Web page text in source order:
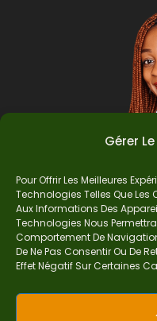
Gérer
Pour Offrir Les Meilleures
Technologies Telles Que Les
Aux Informations Des
Technologies Nous Permettra
Comportement De
De Ne Pas Consentir Ou De
Effet Négatif Sur Certaines
Je suis Madame
mes épreuves,
astuces et